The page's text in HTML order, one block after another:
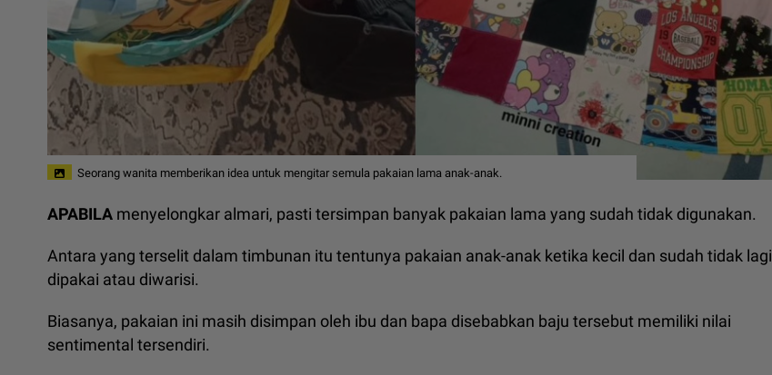
Seorang wanita memberikan idea untuk mengitar semula pakaian lama anak-anak.
APABILA menyelongkar almari, pasti tersimpan banyak pakaian lama yang sudah tidak digunakan.
Antara yang terselit dalam timbunan itu tentunya pakaian anak-anak ketika kecil dan sudah tidak lagi
dipakai atau diwarisi.
Biasanya, pakaian ini masih disimpan oleh ibu dan bapa disebabkan baju tersebut memiliki nilai
sentimental tersendiri.